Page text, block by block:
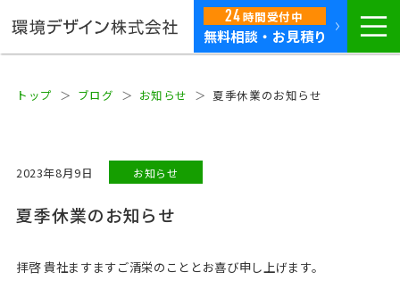
24時間受付中
無料相談・お見積り
トップ ブログ お知らせ 夏季休業のお知らせ
2023年8月9日 お知らせ
夏季休業のお知らせ
拝啓 貴社ますますご清栄のこととお喜び申し上げます。